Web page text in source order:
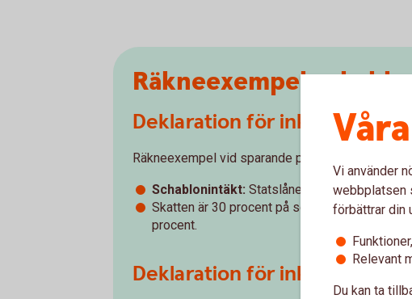
Räkneexempel
Deklaration för inkomståret
Räkneexempel vid sparande på 200 000 kr. För
Schablonintäkt: Statslåneräntan 1,96 plus 1
Skatten är 30 procent på schablonintäkten =
procent.
Deklaration för inkomståret
Vi använder
webbplatsen
förbättrar din
Relevant
Du kan ta